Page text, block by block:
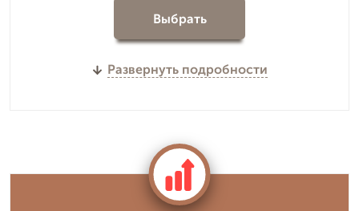
Выбрать
Развернуть подробности